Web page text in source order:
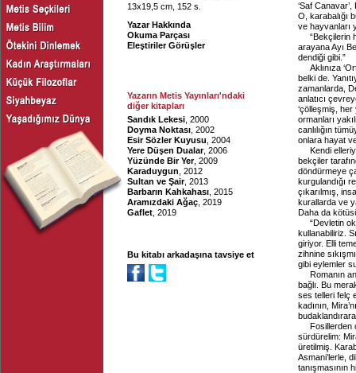
13x19,5 cm, 152 s.
Yazar Hakkında
Okuma Parçası
Eleştiriler Görüşler
Yazarın Metis Yayınları'ndaki
diğer kitapları
Sandık Lekesi , 2000
Doyma Noktası , 2002
Esir Sözler Kuyusu , 2004
Yere Düşen Dualar, 2006
Yüzünde Bir Yer, 2009
Karaduygun , 2012
Sultan ve Şair, 2013
Barbarın Kahkahası , 2015
Aramızdaki Ağaç , 2019
Gaflet , 2019
Bu kitabı arkadaşına tavsiye et
‘Saf
O, karabalığı
ve hayvanları
“Bekçilerin
arayana Ayı
dendiği gibi.”
Aklınıza
belki de.
zamanlarda,
anlatıcı
‘çölleşmiş,
ormanları
canlılığın
onlara hayat
Kendi
bekçiler
döndürmeye
kurgulandığı
çıkarılmış,
kurallarda ve
Daha da
“Devletin
kullanabiliriz.
giriyor. Elli
zihnine
gibi eylemler
Romanın
bağlı. Bu
ses telleri felç
kadının,
Fosillerden
sürdürelim:
üretilmiş.
Asmani’lerle,
tanışmasının